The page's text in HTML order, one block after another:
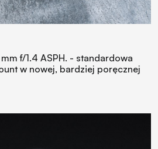
f/1.4 ASPH. - standardowa
w nowej, bardziej poręcznej